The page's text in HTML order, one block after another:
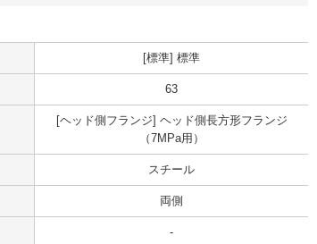
[標準] 標準
63
[ヘッド側フランジ] ヘッド側長方形フランジ
（7MPa用）
スチール
両側
-